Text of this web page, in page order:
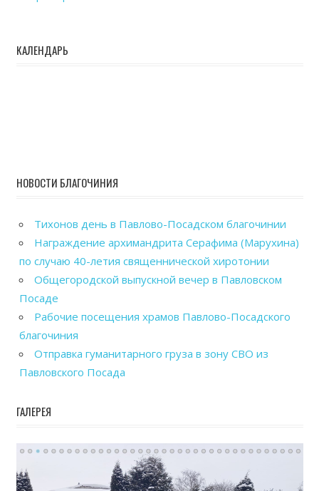
КАЛЕНДАРЬ
НОВОСТИ БЛАГОЧИНИЯ
Тихонов день в Павлово-Посадском благочинии
Награждение архимандрита Серафима (Марухина)
по случаю 40-летия священнической хиротонии
Общегородской выпускной вечер в Павловском
Посаде
Рабочие посещения храмов Павлово-Посадского
благочиния
Отправка гуманитарного груза в зону СВО из
Павловского Посада
ГАЛЕРЕЯ